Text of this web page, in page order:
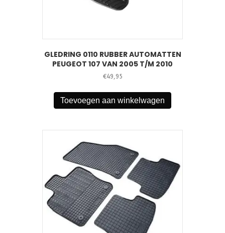
GLEDRING 0110 RUBBER AUTOMATTEN
PEUGEOT 107 VAN 2005 T/M 2010
€49,95
Toevoegen aan winkelwagen